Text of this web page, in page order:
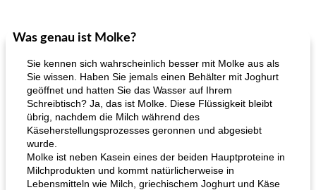
Was genau ist Molke?
Sie kennen sich wahrscheinlich besser mit Molke aus als
Sie wissen. Haben Sie jemals einen Behälter mit Joghurt
geöffnet und hatten Sie das Wasser auf Ihrem
Schreibtisch? Ja, das ist Molke. Diese Flüssigkeit bleibt
übrig, nachdem die Milch während des
Käseherstellungsprozesses geronnen und abgesiebt
wurde.
Molke ist neben Kasein eines der beiden Hauptproteine ​​in
Milchprodukten und kommt natürlicherweise in
Lebensmitteln wie Milch, griechischem Joghurt und Käse